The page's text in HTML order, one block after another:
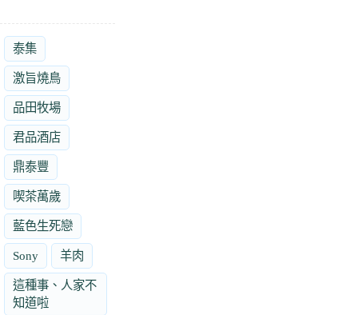
泰集
激旨燒鳥
品田牧場
君品酒店
鼎泰豐
喫茶萬歲
藍色生死戀
Sony 羊肉
這種事、人家不
知道啦